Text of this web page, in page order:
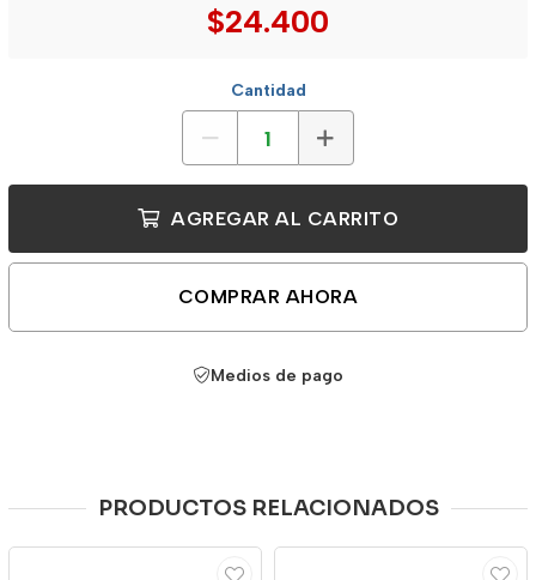
$24.400
Cantidad
AGREGAR AL CARRITO
COMPRAR AHORA
Medios de pago
PRODUCTOS RELACIONADOS